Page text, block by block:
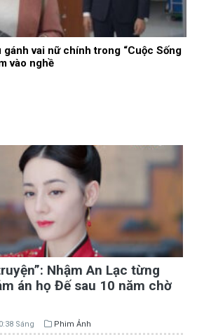
gánh vai nữ chính trong “Cuộc Sống
vào nghề
Nhậm An Lạc từng
án họ Đế sau 10 năm chờ
Sáng Phim Ảnh